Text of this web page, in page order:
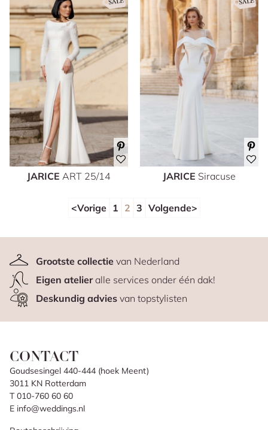
JARICE ART 25/14 JARICE Siracuse
Vorige 1 2 3 Volgende
Grootste collectievan Nederland
Eigen atelieralle services onder één dak!
Deskundig adviesvan topstylisten
CONTACT
Goudsesingel 440-444 (hoek Meent)
3011 KN Rotterdam
T 010-760 60 60
E info@weddings.nl